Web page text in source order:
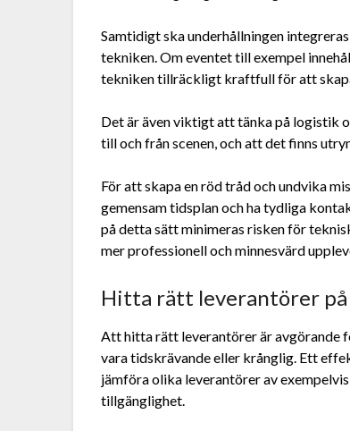
Samtidigt ska underhållningen
tekniken. Om eventet till exempel
tekniken tillräckligt kraftfull för att
Det är även viktigt att tänka på logistik
till och från scenen, och att det finns
För att skapa en röd tråd och undvika
gemensam tidsplan och ha tydliga
på detta sätt minimeras risken för
mer professionell och minnesvärd
Hitta rätt leverantörer
Att hitta rätt leverantörer är avgörande
vara tidskrävande eller krånglig. Ett
jämföra olika leverantörer av
tillgänglighet.